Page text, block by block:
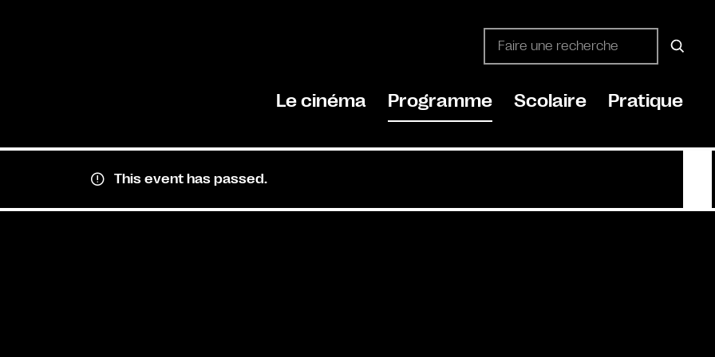
Le cinéma Programme Scolaire Pratique
This event has passed.